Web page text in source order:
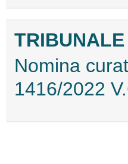
Nomina
1416/2022